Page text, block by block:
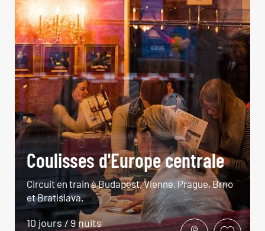
Coulisses d'Europe centrale
Circuit en train à Budapest, Vienne, Prague, Brno
et Bratislava.
10 jours / 9 nuits